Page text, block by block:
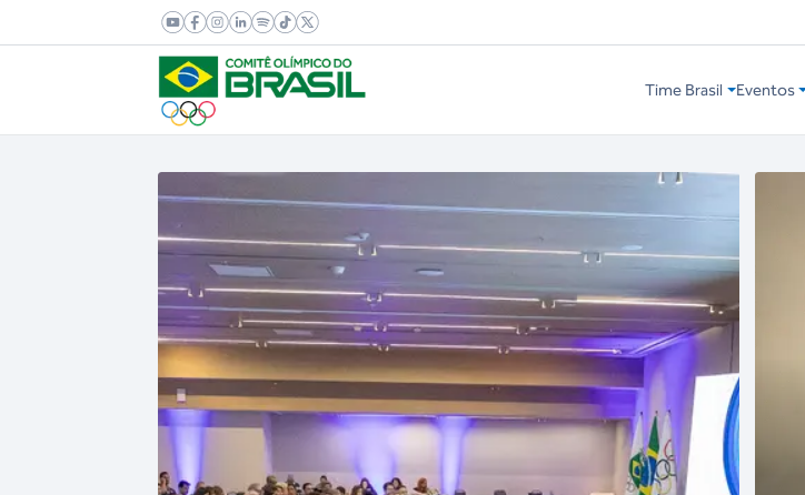
Time Brasil Eventos